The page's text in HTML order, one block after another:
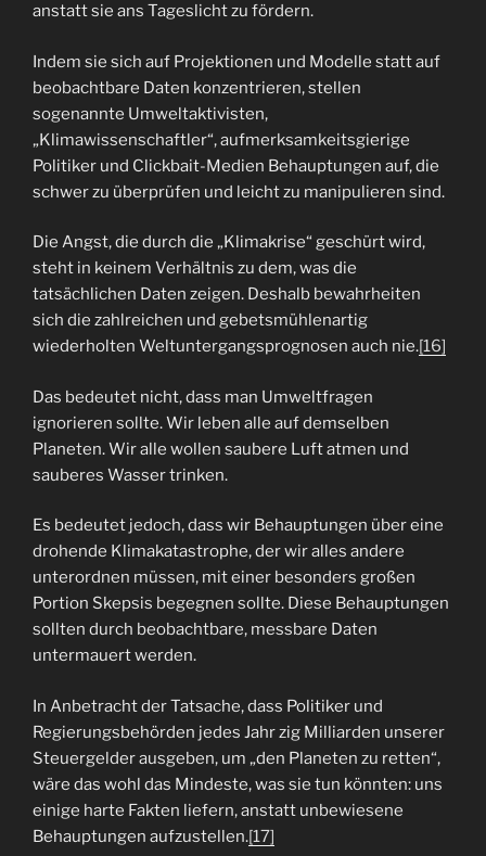
anstatt sie ans Tageslicht zu fördern.
Indem sie sich auf Projektionen und Modelle statt auf
beobachtbare Daten konzentrieren, stellen
sogenannte Umweltaktivisten,
„Klimawissenschaftler“, aufmerksamkeitsgierige
Politiker und Clickbait-Medien Behauptungen auf, die
schwer zu überprüfen und leicht zu manipulieren sind.
Die Angst, die durch die „Klimakrise“ geschürt wird,
steht in keinem Verhältnis zu dem, was die
tatsächlichen Daten zeigen. Deshalb bewahrheiten
sich die zahlreichen und gebetsmühlenartig
wiederholten Weltuntergangsprognosen auch nie.[16]
Das bedeutet nicht, dass man Umweltfragen
ignorieren sollte. Wir leben alle auf demselben
Planeten. Wir alle wollen saubere Luft atmen und
sauberes Wasser trinken.
Es bedeutet jedoch, dass wir Behauptungen über eine
drohende Klimakatastrophe, der wir alles andere
unterordnen müssen, mit einer besonders großen
Portion Skepsis begegnen sollte. Diese Behauptungen
sollten durch beobachtbare, messbare Daten
untermauert werden.
In Anbetracht der Tatsache, dass Politiker und
Regierungsbehörden jedes Jahr zig Milliarden unserer
Steuergelder ausgeben, um „den Planeten zu retten“,
wäre das wohl das Mindeste, was sie tun könnten: uns
einige harte Fakten liefern, anstatt unbewiesene
Behauptungen aufzustellen.[17]